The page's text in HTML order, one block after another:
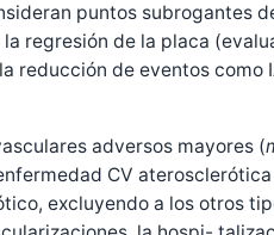
puntos subrogantes
regresión de la placa
de eventos
adversos mayores (
CV
excluyendo a los otros